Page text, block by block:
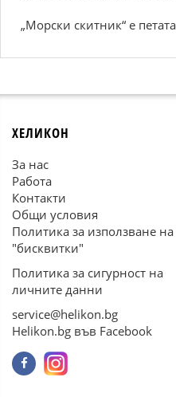
„Морски скитник“ е
ХЕЛИКОН
За нас
Работа
Контакти
Общи условия
Политика за използване на
"бисквитки"
Политика за сигурност на
личните данни
service@helikon.bg
Helikon.bg във Facebook